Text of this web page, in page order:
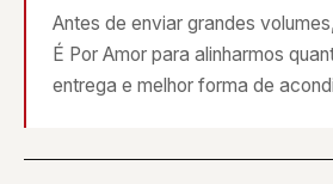
Antes de enviar grandes
É Por Amor para alinharmos
entrega e melhor forma de